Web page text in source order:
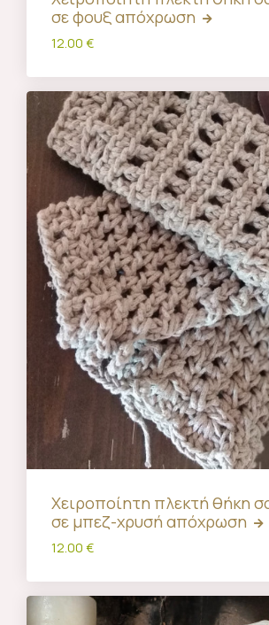
σε φουξ απόχρωση
12.00 €
Χειροποίητη πλεκτή θήκη
σε μπεζ-χρυσή απόχρωση
12.00 €